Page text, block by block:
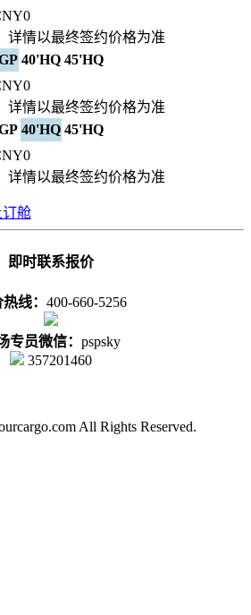
0
详情以最终签约价格为准
40'HQ 45'HQ
0
详情以最终签约价格为准
40'HQ 45'HQ
0
详情以最终签约价格为准
舱
即时联系报价
线： 400-660-5256
专员微信： pspsky
357201460
All Rights Reserved.